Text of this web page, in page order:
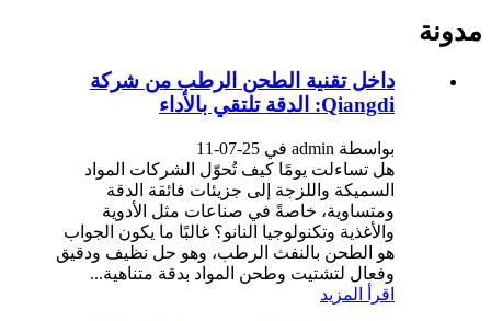
مدونة
داخل تقنية الطحن الرطب من شركة
Qiangdi: الدقة تلتقي بالأداء
بواسطة admin في 25-07-11
هل تساءلت يومًا كيف تُحوّل الشركات المواد
السميكة واللزجة إلى جزيئات فائقة الدقة
ومتساوية، خاصةً في صناعات مثل الأدوية
والأغذية وتكنولوجيا النانو؟ غالبًا ما يكون الجواب
هو الطحن بالنفث الرطب، وهو حل نظيف ودقيق
وفعال لتشتيت وطحن المواد بدقة متناهية...
اقرأ المزيد